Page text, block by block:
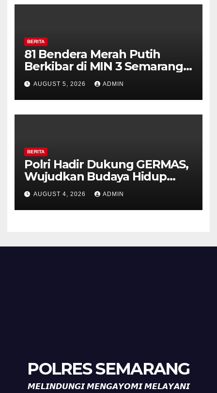
BERITA
81 Bendera Merah Putih
Berkibar di MIN 3 Semarang,
Bhabinkamtibmas Desa
Timpik Hadiri Peringatan
HUT ke-81 Kemerdekaan RI
AUGUST 5, 2026 ADMIN
BERITA
Polri Hadir Dukung GERMAS,
Wujudkan Budaya Hidup
Sehat di Kecamatan Pabelan
AUGUST 4, 2026 ADMIN
POLRES SEMARANG
𝙈𝙀𝙇𝙄𝙉𝘿𝙐𝙉𝙂𝙄 𝙈𝙀𝙉𝙂𝘼𝙔𝙊𝙈𝙄 𝙈𝙀𝙇𝘼𝙔𝘼𝙉𝙄